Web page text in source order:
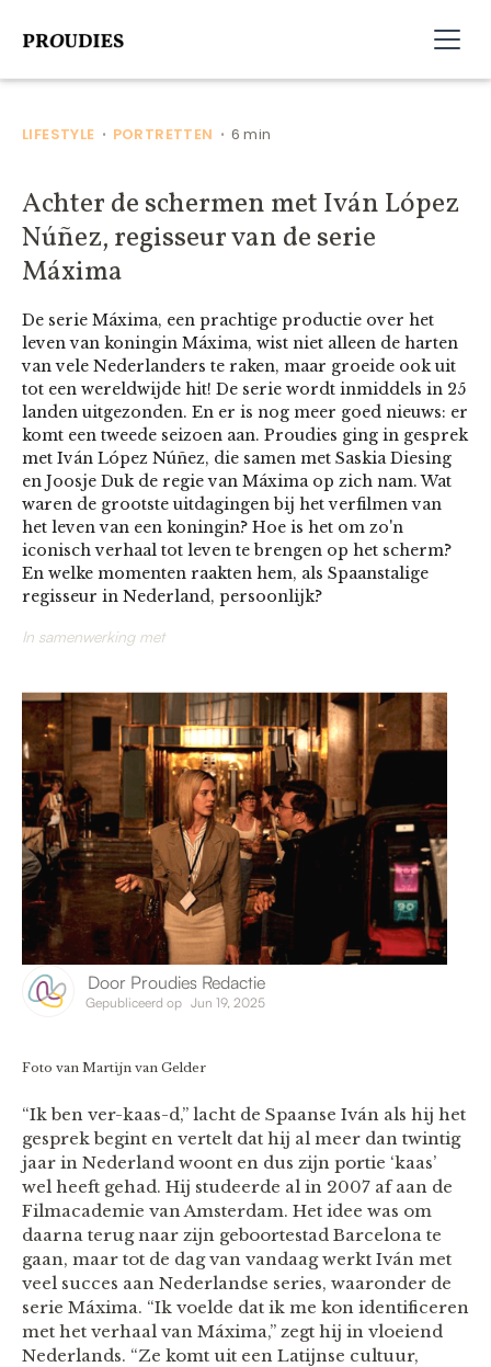
LIFESTYLE • PORTRETTEN • 6 min
Achter de schermen met Iván López
Núñez, regisseur van de serie
Máxima
De serie Máxima, een prachtige productie over het
leven van koningin Máxima, wist niet alleen de harten
van vele Nederlanders te raken, maar groeide ook uit
tot een wereldwijde hit! De serie wordt inmiddels in 25
landen uitgezonden. En er is nog meer goed nieuws: er
komt een tweede seizoen aan. Proudies ging in gesprek
met Iván López Núñez, die samen met Saskia Diesing
en Joosje Duk de regie van Máxima op zich nam. Wat
waren de grootste uitdagingen bij het verfilmen van
het leven van een koningin? Hoe is het om zo'n
iconisch verhaal tot leven te brengen op het scherm?
En welke momenten raakten hem, als Spaanstalige
regisseur in Nederland, persoonlijk?
In samenwerking met
Door Proudies Redactie
Gepubliceerd op Jun 19, 2025
Foto van Martijn van Gelder
“Ik ben ver-kaas-d,” lacht de Spaanse Iván als hij het
gesprek begint en vertelt dat hij al meer dan twintig
jaar in Nederland woont en dus zijn portie ‘kaas’
wel heeft gehad. Hij studeerde al in 2007 af aan de
Filmacademie van Amsterdam. Het idee was om
daarna terug naar zijn geboortestad Barcelona te
gaan, maar tot de dag van vandaag werkt Iván met
veel succes aan Nederlandse series, waaronder de
serie Máxima. “Ik voelde dat ik me kon identificeren
met het verhaal van Máxima,” zegt hij in vloeiend
Nederlands. “Ze komt uit een Latijnse cultuur,